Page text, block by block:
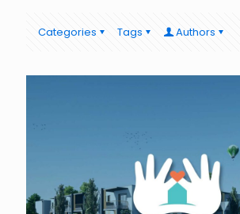
Categories Tags Authors